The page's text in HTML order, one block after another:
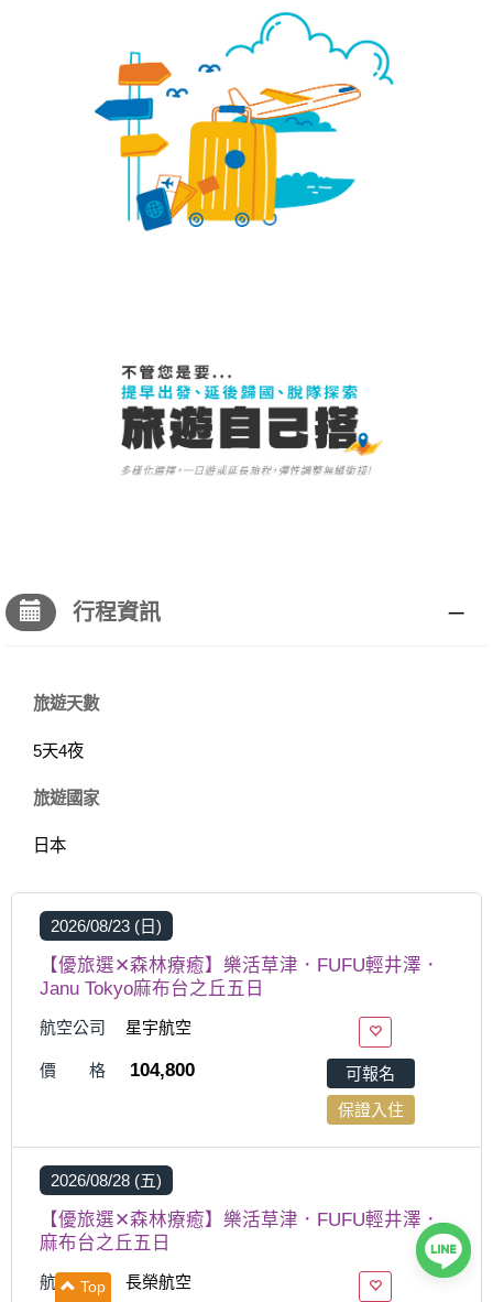
行程資訊
旅遊天數
5天4夜
旅遊國家
日本
2026/08/23 (日)
【優旅選✕森林療癒】樂活草津．FUFU輕井澤．
Janu Tokyo麻布台之丘五日
航空公司 星宇航空
價 格 104,800
可報名
保證入住
2026/08/28 (五)
【優旅選✕森林療癒】樂活草津．FUFU輕井澤．
麻布台之丘五日
航空公司 長榮航空
Top